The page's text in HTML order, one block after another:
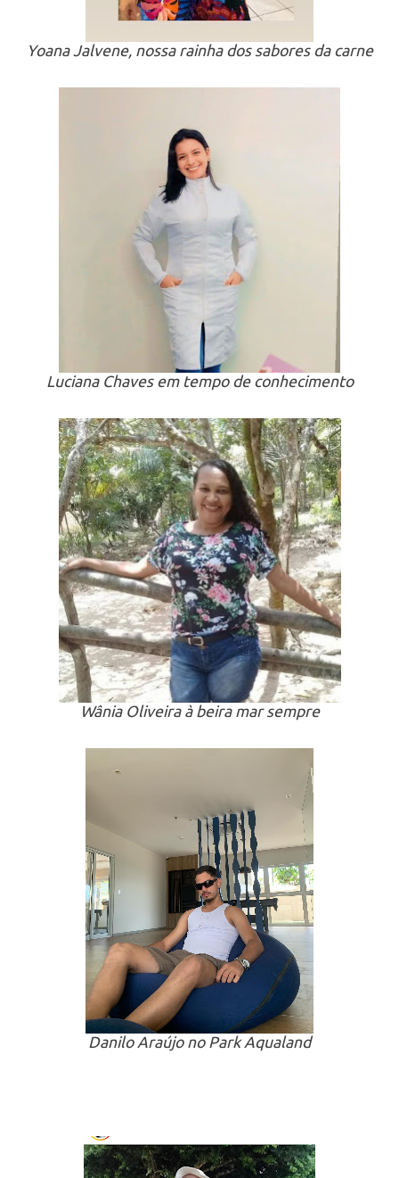
Yoana Jalvene, nossa rainha dos sabores da carne
Luciana Chaves em tempo de conhecimento
Wânia Oliveira à beira mar sempre
Danilo Araújo no Park Aqualand